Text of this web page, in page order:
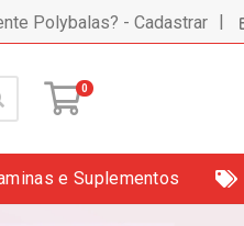
Polybalas? - Cadastrar |
0
e Suplementos